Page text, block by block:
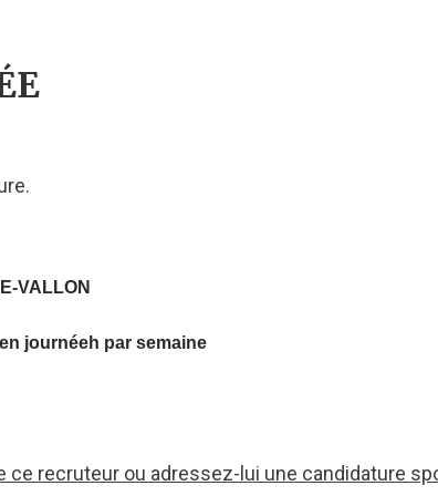
VALLON
journéeh par semaine
ce recruteur ou adressez-lui une candidature